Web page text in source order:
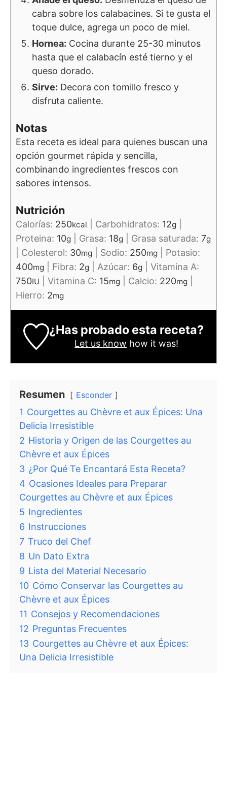
cabra sobre los calabacines. Si te gusta el
toque dulce, agrega un poco de miel.
Hornea: Cocina durante 25-30 minutos
hasta que el calabacín esté tierno y el
queso dorado.
Sirve: Decora con tomillo fresco y
disfruta caliente.
Notas
Esta receta es ideal para quienes buscan una
opción gourmet rápida y sencilla,
combinando ingredientes frescos con
sabores intensos.
Nutrición
Calorías: 250kcal Carbohidratos: 12g
Proteina: 10g Grasa: 18g Grasa saturada: 7g
Colesterol: 30mg Sodio: 250mg
Potasio:
400mg Fibra: 2g Azúcar: 6g
Vitamina A:
750IU Vitamina C: 15mg Calcio: 220mg
Hierro: 2mg
¿Has probado esta receta?
Let us know how it was!
Resumen Esconder
1 Courgettes au Chèvre et aux Épices: Una
Delicia Irresistible
2 Historia y Origen de las Courgettes au
Chèvre et aux Épices
3 ¿Por Qué Te Encantará Esta Receta?
4 Ocasiones Ideales para Preparar
Courgettes au Chèvre et aux Épices
5 Ingredientes
6 Instrucciones
7 Truco del Chef
8 Un Dato Extra
9 Lista del Material Necesario
10 Cómo Conservar las Courgettes au
Chèvre et aux Épices
11 Consejos y Recomendaciones
12 Preguntas Frecuentes
13 Courgettes au Chèvre et aux Épices:
Una Delicia Irresistible